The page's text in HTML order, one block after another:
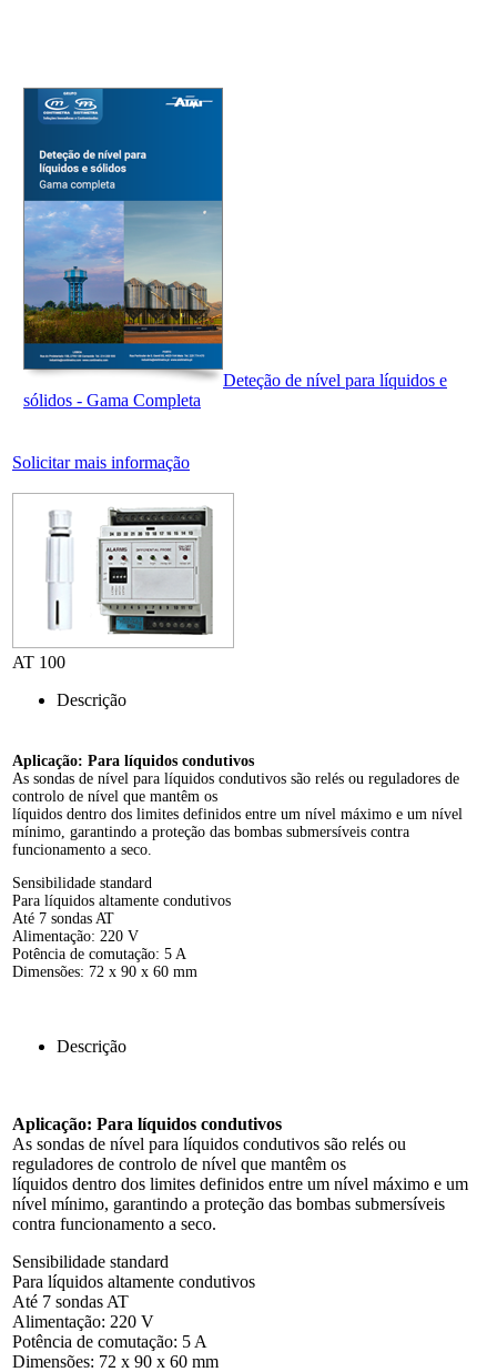
Deteção de nível para líquidos e
sólidos - Gama Completa
Solicitar mais informação
AT 100
Descrição
Aplicação: Para líquidos condutivos
As sondas de nível para líquidos condutivos são relés ou reguladores de
controlo de nível que mantêm os
líquidos dentro dos limites definidos entre um nível máximo e um nível
mínimo, garantindo a proteção das bombas submersíveis contra
funcionamento a seco.
Sensibilidade standard
Para líquidos altamente condutivos
Até 7 sondas AT
Alimentação: 220 V
Potência de comutação: 5 A
Dimensões: 72 x 90 x 60 mm
Descrição
Aplicação: Para líquidos condutivos
As sondas de nível para líquidos condutivos são relés ou
reguladores de controlo de nível que mantêm os
líquidos dentro dos limites definidos entre um nível máximo e um
nível mínimo, garantindo a proteção das bombas submersíveis
contra funcionamento a seco.
Sensibilidade standard
Para líquidos altamente condutivos
Até 7 sondas AT
Alimentação: 220 V
Potência de comutação: 5 A
Dimensões: 72 x 90 x 60 mm